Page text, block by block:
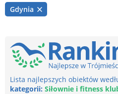
Gdynia
Lista najlepszych obiektów
kategorii: Siłownie i fitness